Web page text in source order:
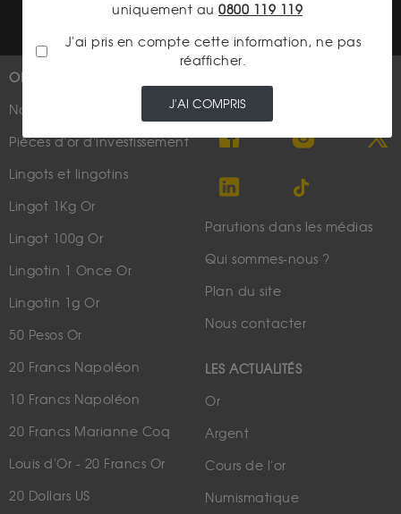
OR
Nouveautés
Pièces d'or d'investissement
Lingots et lingotins
Lingot 1Kg Or
Lingot 100g Or
Lingotin 1 Once Or
Lingotin 1g Or
50 Pesos Or
20 Francs Napoléon
10 Francs Napoléon
20 Francs Marianne Coq
Louis d'Or - 20 Francs Or
20 Dollars US
Suivez-nous
Parutions dans les médias
Qui sommes-nous ?
Plan du site
Nous contacter
LES ACTUALITÉS
Or
Argent
Cours de l'or
Numismatique
uniquement au 0800 119 119
J'ai pris en compte cette information, ne pas
réafficher.
J'AI COMPRIS